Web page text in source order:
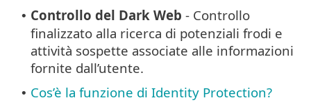
• Controllo del Dark Web - Controllo
finalizzato alla ricerca di potenziali frodi e
attività sospette associate alle informazioni
fornite dall’utente.
• Cos’è la funzione di Identity Protection?